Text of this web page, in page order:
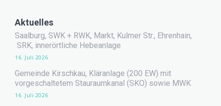
Aktuelles
Saalburg, SWK + RWK, Markt, Kulmer Str., Ehrenhain,
SRK, innerörtliche Hebeanlage
16. Juli 2026
Gemeinde Kirschkau, Kläranlage (200 EW) mit
vorgeschaltetem Stauraumkanal (SKO) sowie MWK
16. Juli 2026